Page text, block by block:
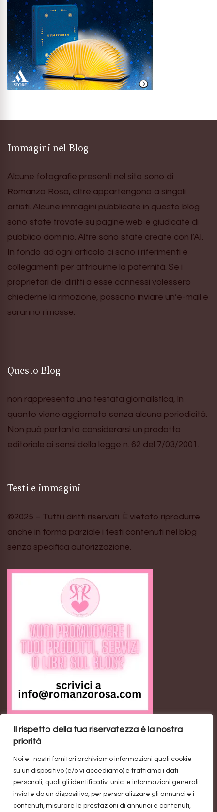
Il rispetto della tua riservatezza è la nostra
priorità
Noi e i nostri fornitori archiviamo informazioni quali cookie
su un dispositivo (e/o vi accediamo) e trattiamo i dati
personali, quali gli identificativi unici e informazioni generali
inviate da un dispositivo, per personalizzare gli annunci e i
contenuti, misurare le prestazioni di annunci e contenuti,
Immagini nel Blog
Alcune fotografie presenti nel sito sono di
Romanzo Rosa, altre appartengono a singoli
artisti. Alcune immagini pubblicate in questo blog
sono state trovate su pagine web e giudicate di
pubblico dominio. Altre sono state create con l’AI.
In fondo ad ogni articolo ci sono i riferimenti e
collegamenti per attribuirne la paternità. Se i
proprietari dei diritti a esse connessi volessero
chiederne la rimozione, possono inviare un’e-mail e
saranno rimosse.
Questo Blog
non rappresenta una testata giornalistica, in
quanto viene aggiornato senza alcuna periodicità.
Non può pertanto considerarsi un prodotto
editoriale ai sensi della legge n. 62 del 7/03/2001.
Testi e immagini
©2025 – Tutti i diritti riservati. È vietato riprodurre
anche in forma parziale i testi contenuti nel blog
senza specifica autorizzazione.
Feed RSS
Ann the Loser: il romance contemporaneo sulla
rivincita personale
Trend di vendite del genere rosa: un’industria da un